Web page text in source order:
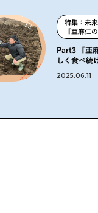
特集：未
『亜麻仁
Part3 『亜
しく食べ続
2025.06.11